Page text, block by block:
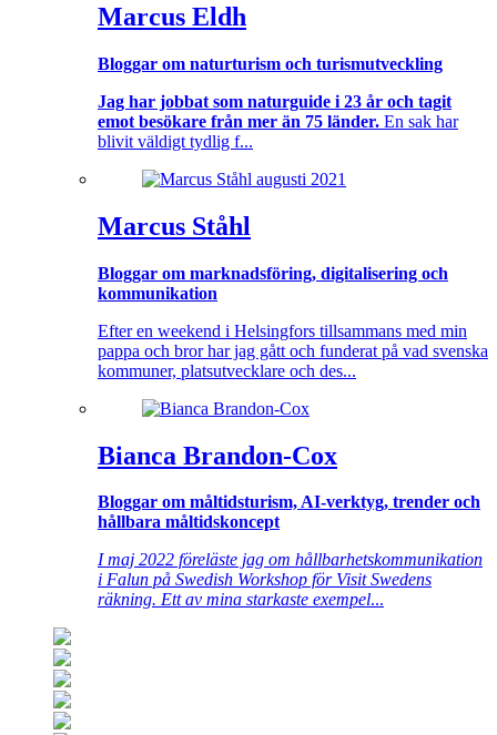
Marcus Eldh
Bloggar om naturturism och turismutveckling
Jag har jobbat som naturguide i 23 år och tagit
emot besökare från mer än 75 länder. En sak har
blivit väldigt tydlig f...
Marcus Ståhl
Bloggar om marknadsföring, digitalisering och
kommunikation
Efter en weekend i Helsingfors tillsammans med min
pappa och bror har jag gått och funderat på vad svenska
kommuner, platsutvecklare och des...
Bianca Brandon-Cox
Bloggar om måltidsturism, AI-verktyg, trender och
hållbara måltidskoncept
I maj 2022 föreläste jag om hållbarhetskommunikation
i Falun på Swedish Workshop för Visit Swedens
räkning. Ett av mina starkaste exempel...